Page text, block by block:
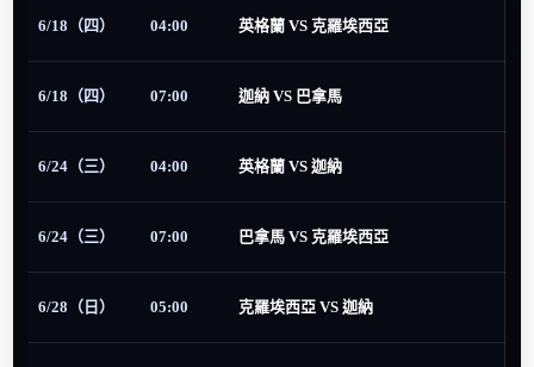
6/18（四） 04:00 英格蘭 VS 克羅埃西亞
6/18（四） 07:00 迦納 VS 巴拿馬
6/24（三） 04:00 英格蘭 VS 迦納
6/24（三） 07:00 巴拿馬 VS 克羅埃西亞
6/28（日） 05:00 克羅埃西亞 VS 迦納